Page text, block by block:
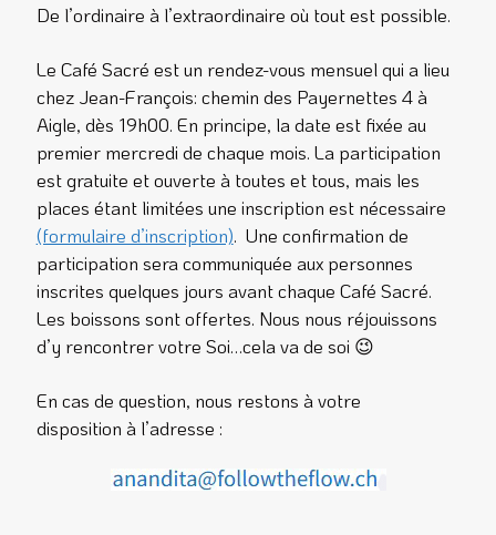
De l’ordinaire à l’extraordinaire où tout est possible.
Le Café Sacré est un rendez-vous mensuel qui a lieu
chez Jean-François: chemin des Payernettes 4 à
Aigle, dès 19h00. En principe, la date est fixée au
premier mercredi de chaque mois. La participation
est gratuite et ouverte à toutes et tous, mais les
places étant limitées une inscription est nécessaire
(formulaire d’inscription). Une confirmation de
participation sera communiquée aux personnes
inscrites quelques jours avant chaque Café Sacré.
Les boissons sont offertes. Nous nous réjouissons
d’y rencontrer votre Soi…cela va de soi 😉
En cas de question, nous restons à votre
disposition à l’adresse :